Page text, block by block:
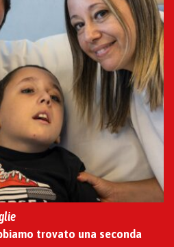
trovato una seconda